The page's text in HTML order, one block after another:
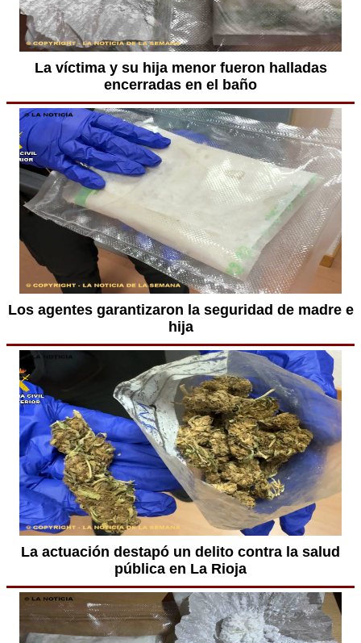
La víctima y su hija menor fueron halladas
encerradas en el baño
Los agentes garantizaron la seguridad de madre e
hija
La actuación destapó un delito contra la salud
pública en La Rioja